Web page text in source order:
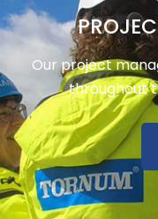
Our project
throughout